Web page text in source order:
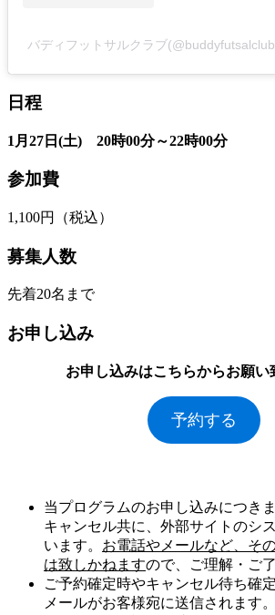
バディフットサルクラブ
日程
1月27日(土) 20時00分～22時00分
参加費
1,100円（税込）
募集人数
先着20名まで
お申し込み
お申し込みはこちらからお願い
予約する
当プログラムのお申し込みにつき
キャンセル共に、外部サイトのシ
います。 お電話やメールなど、そ
は致しかねますので、ご理解・ご
ご予約確定時やキャンセル待ち確
メールがお客様宛に送信されます